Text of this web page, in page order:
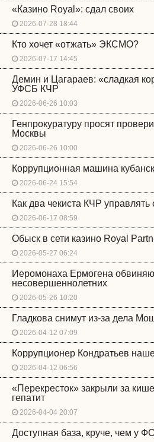
«Казино Royal»: сдал своих
2026-07-28 18:44
Кто хочет «отжать» ЭКСМО?
2026-07-17 14:45
Демин и Цагараев: «сладкая
УФСБ КЧР
2026-06-26 10:03
Генпрокуратуру просят
Москвы
2026-06-26 10:00
Коррупционная машина
2026-06-24 15:54
Как два чекиста КЧР управлять
2026-06-17 08:59
Обыск в сети казино Royal
2026-05-27 06:24
Иеромонаха Ермогена
несовершеннолетних
2026-05-26 10:20
Гладкова снимут из-за дела
2026-04-12 07:09
Коррупционер Кондратьев
2026-04-12 06:56
«Перекресток» закрыли за
гепатит
2026-04-04 20:07
Доступная база, круче, чем у